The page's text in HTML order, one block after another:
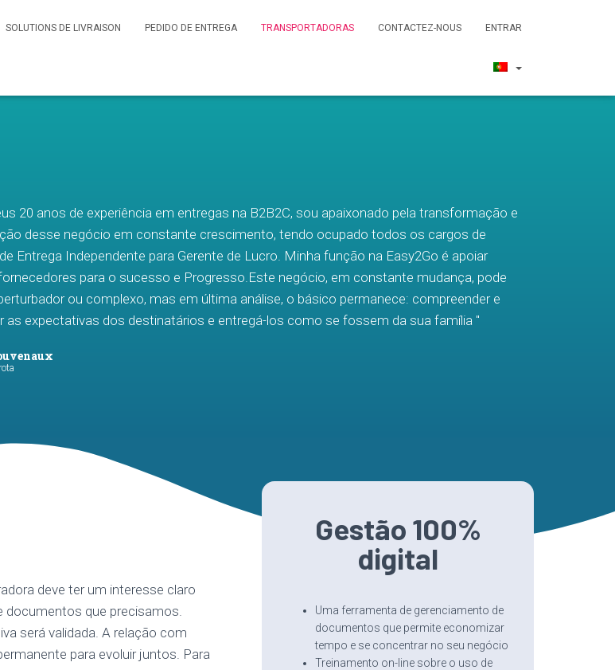
SOLUTIONS DE LIVRAISON PEDIDO DE ENTREGA TRANSPORTADORAS CONTACTEZ-NOUS ENTRAR
20 anos de experiência em entregas na B2B2C, sou apaixonado pela transformação e
desse negócio em constante crescimento, tendo ocupado todos os cargos de
Entrega Independente para Gerente de Lucro. Minha função na Easy2Go é apoiar
para o sucesso e Progresso.Este negócio, em constante mudança, pode
ou complexo, mas em última análise, o básico permanece: compreender e
as expectativas dos destinatários e entregá-los como se fossem da sua família "
deve ter um interesse claro
documentos que precisamos.
será validada. A relação com
para evoluir juntos. Para
Gestão 100%
digital
Uma ferramenta de gerenciamento de
documentos que permite economizar
tempo e se concentrar no seu negócio
Treinamento on-line sobre o uso de